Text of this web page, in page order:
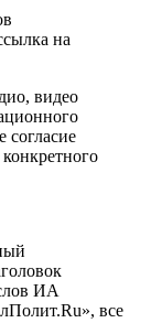
на
видео
согласие
ИА
все